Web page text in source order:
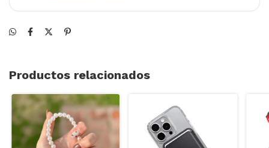
Productos relacionados